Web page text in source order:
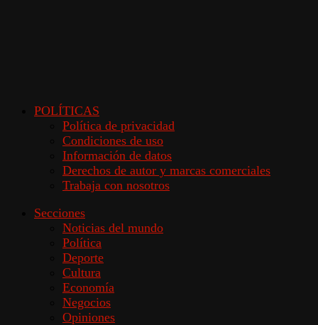
POLÍTICAS
Política de privacidad
Condiciones de uso
Información de datos
Derechos de autor y marcas comerciales
Trabaja con nosotros
Secciones
Noticias del mundo
Política
Deporte
Cultura
Economía
Negocios
Opiniones